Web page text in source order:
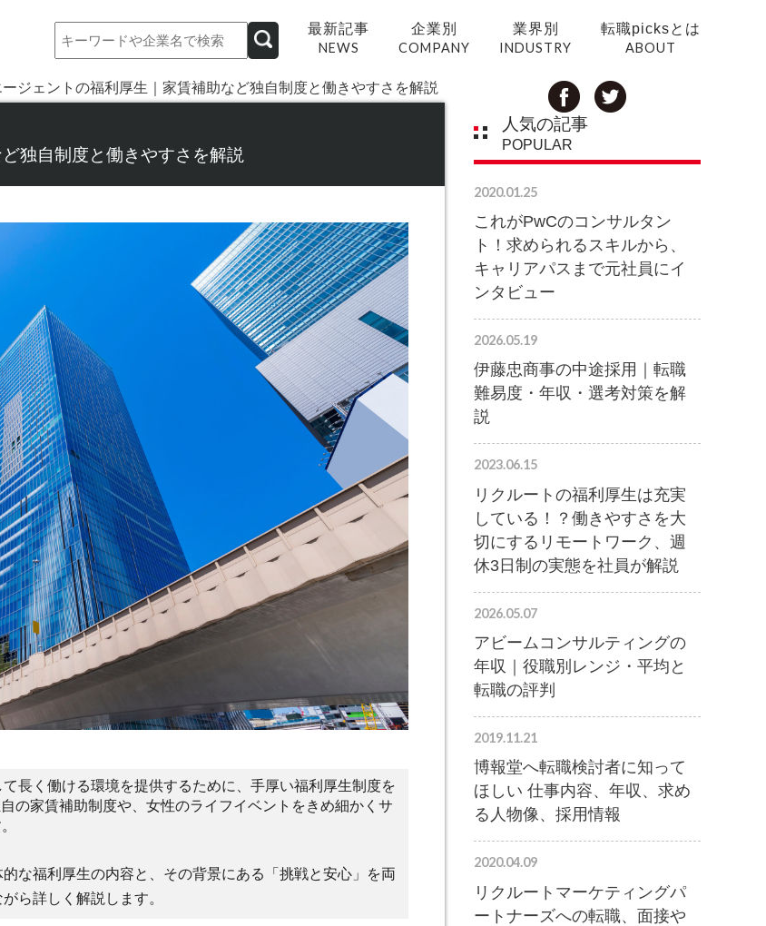
最新記事
NEWS
企業別
COMPANY
業界別
INDUSTRY
転職picksとは
ABOUT
ジェントの福利厚生｜家賃補助など独自制度と働きやすさを解説
独自制度と働きやすさを解説
長く働ける環境を提供するために、手厚い福利厚生制度を
の家賃補助制度や、女性のライフイベントをきめ細かくサ
な福利厚生の内容と、その背景にある「挑戦と安心」を両
ら詳しく解説します。
人気の記事
POPULAR
2020.01.25
これがPwCのコンサルタン
ト！求められるスキルから、
キャリアパスまで元社員にイ
ンタビュー
2026.05.19
伊藤忠商事の中途採用｜転職
難易度・年収・選考対策を解
説
2023.06.15
リクルートの福利厚生は充実
している！？働きやすさを大
切にするリモートワーク、週
休3日制の実態を社員が解説
2026.05.07
アビームコンサルティングの
年収｜役職別レンジ・平均と
転職の評判
2019.11.21
博報堂へ転職検討者に知って
ほしい 仕事内容、年収、求め
る人物像、採用情報
2020.04.09
リクルートマーケティングパ
ートナーズへの転職、面接や